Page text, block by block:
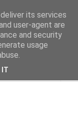
its services
user-agent are
and security
usage
IT